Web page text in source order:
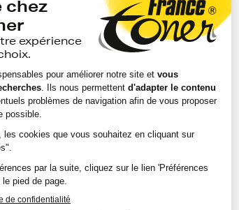
le meilleur compromis entre
noir et couleur, en pack ou à
m, ces produits sans marque
toners hp color-laserjet-m en
vous.
produit avec votre
ou sur l'installation de vos
client ou directement par